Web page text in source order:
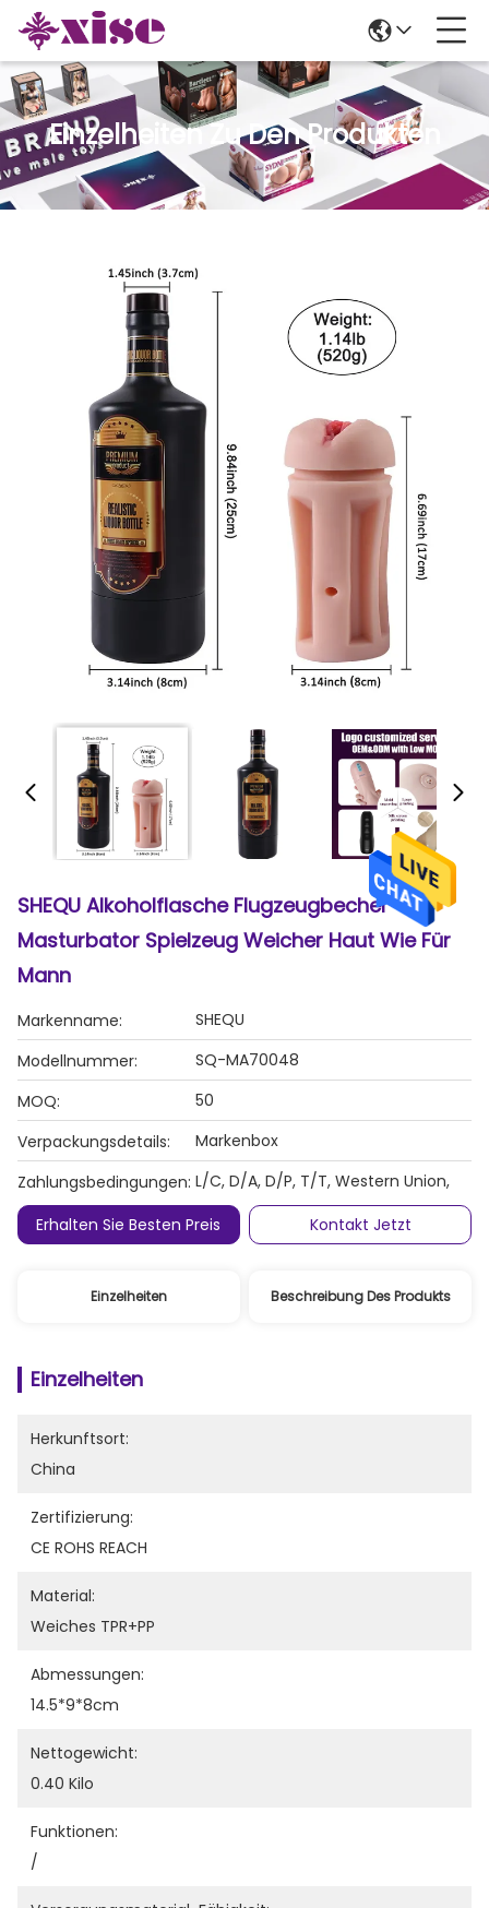
Einzelheiten Zu Den Produkten
SHEQU Alkoholflasche Flugzeugbecher
Masturbator Spielzeug Weicher Haut Wie Für
Mann
Markenname:
SHEQU
Modellnummer:
SQ-MA70048
MOQ:
50
Verpackungsdetails:
Markenbox
Zahlungsbedingungen: L/C, D/A, D/P, T/T, Western Union,
Erhalten Sie Besten Preis
Kontakt Jetzt
Einzelheiten Beschreibung Des Produkts
Einzelheiten
Herkunftsort:
China
Zertifizierung:
CE ROHS REACH
Material:
Weiches TPR+PP
Abmessungen:
14.5*9*8cm
Nettogewicht:
0.40 Kilo
Funktionen:
/